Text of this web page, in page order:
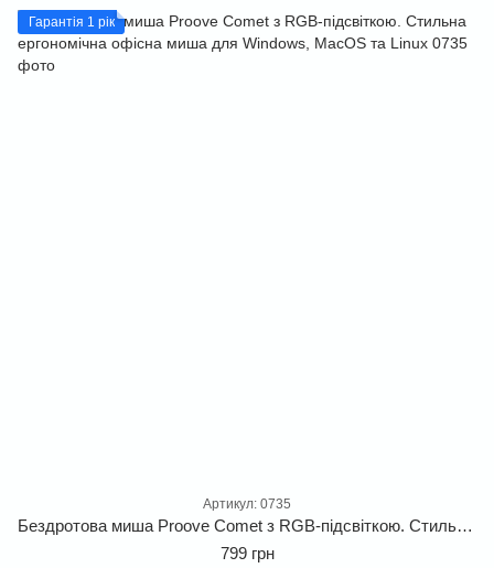
Гарантія 1 рік
Артикул: 0735
Бездротова миша Proove Comet з RGB-підсвіткою. Стильна ергономічна офісна миша для Windows, MacOS та Linux
799 грн